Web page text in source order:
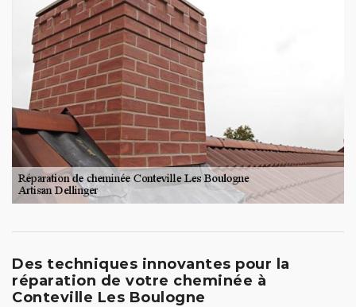
Des techniques innovantes pour la
réparation de votre cheminée à
Conteville Les Boulogne